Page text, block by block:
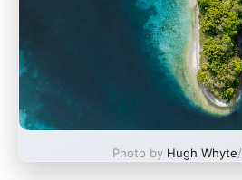
Photo by Hugh Whyte/